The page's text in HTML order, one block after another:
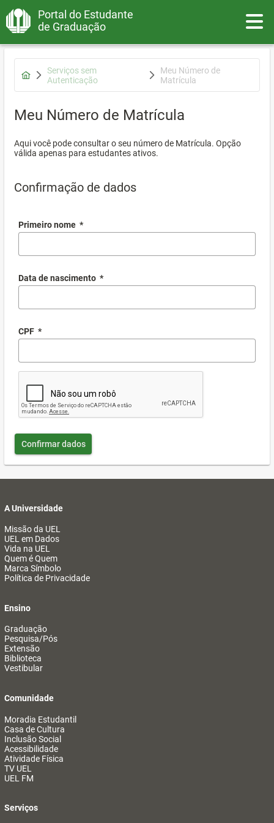
Portal do Estudante
de Graduação
Serviços sem
Autenticação
Meu Número de
Matrícula
Meu Número de Matrícula
Aqui você pode consultar o seu número de Matrícula. Opção
válida apenas para estudantes ativos.
Confirmação de dados
Primeiro nome *
Data de nascimento *
CPF *
Confirmar dados
A Universidade
Missão da UEL
UEL em Dados
Vida na UEL
Quem é Quem
Marca Símbolo
Política de Privacidade
Ensino
Graduação
Pesquisa/Pós
Extensão
Biblioteca
Vestibular
Comunidade
Moradia Estudantil
Casa de Cultura
Inclusão Social
Acessibilidade
Atividade Física
TV UEL
UEL FM
Serviços